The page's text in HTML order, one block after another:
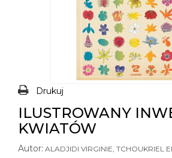
Drukuj
ILUSTROWANY
KWIATÓW
Autor: ALADJIDI VIRGINIE, TCHOUKRIEL